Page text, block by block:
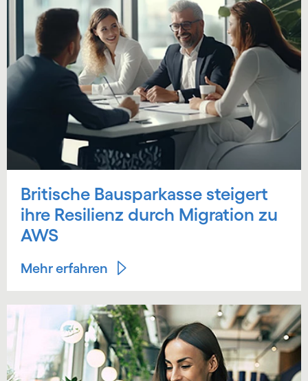
Britische Bausparkasse steigert
ihre Resilienz durch Migration zu
AWS
Mehr erfahren